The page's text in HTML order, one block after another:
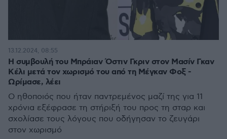
Η συμβουλή του Μπράιαν Όστιν Γκριν στον Μασίν Γκαν
Κέλι μετά τον χωρισμό του από τη Μέγκαν Φοξ -
Ωρίμασε, λέει
Ο ηθοποιός που ήταν παντρεμένος μαζί της για 11
χρόνια εξέφρασε τη στήριξή του προς τη σταρ και
σχολίασε τους λόγους που οδήγησαν το ζευγάρι
στον χωρισμό
13.12.2024, 08:55